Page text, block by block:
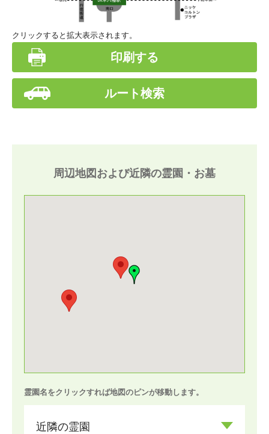
クリックすると拡大表示されます。
印刷する
ルート検索
周辺地図および近隣の霊園・お墓
霊園名をクリックすれば地図のピンが移動します。
近隣の霊園